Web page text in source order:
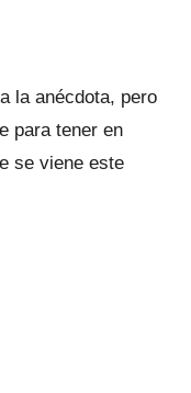
la anécdota, pero
para tener en
se viene este